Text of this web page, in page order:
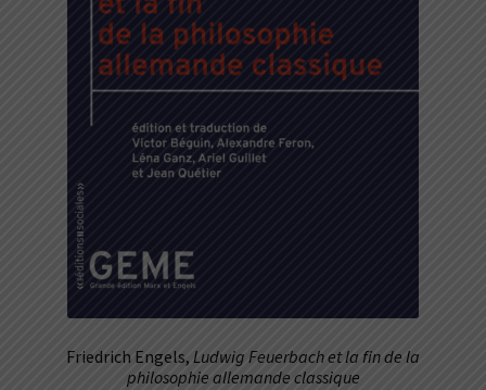
Friedrich Engels, Ludwig Feuerbach et la fin de la
philosophie allemande classique